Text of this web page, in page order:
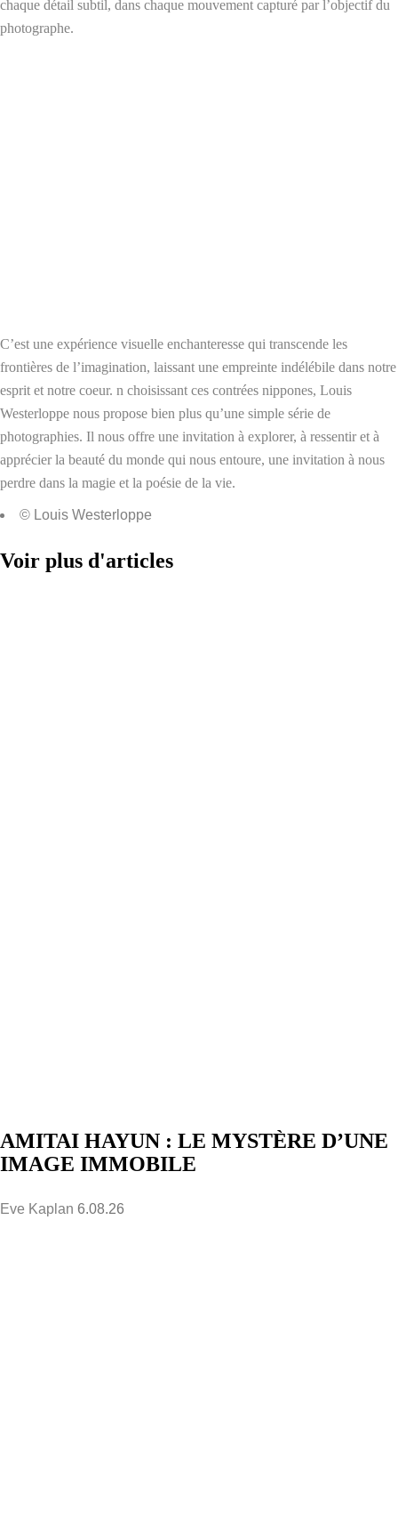
chaque détail subtil, dans chaque mouvement capturé par l’objectif du
photographe.
C’est une expérience visuelle enchanteresse qui transcende les
frontières de l’imagination, laissant une empreinte indélébile dans notre
esprit et notre coeur. n choisissant ces contrées nippones, Louis
Westerloppe nous propose bien plus qu’une simple série de
photographies. Il nous offre une invitation à explorer, à ressentir et à
apprécier la beauté du monde qui nous entoure, une invitation à nous
perdre dans la magie et la poésie de la vie.
© Louis Westerloppe
Voir plus d'articles
AMITAI HAYUN : LE MYSTÈRE D’UNE
IMAGE IMMOBILE
Eve Kaplan 6.08.26